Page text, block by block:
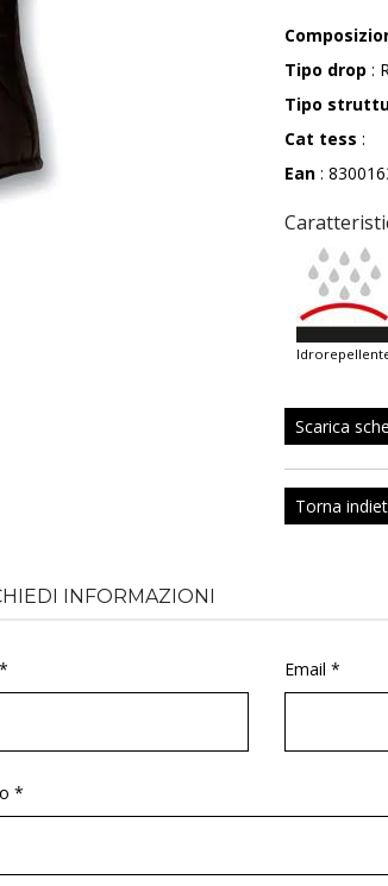
Tipo drop :
Tipo
Cat tess :
Ean :
Scarica
Torna
INFORMAZIONI
Email *
*